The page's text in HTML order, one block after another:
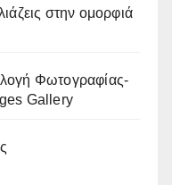
στην ομορφιά
Φωτογραφίας-
Gallery